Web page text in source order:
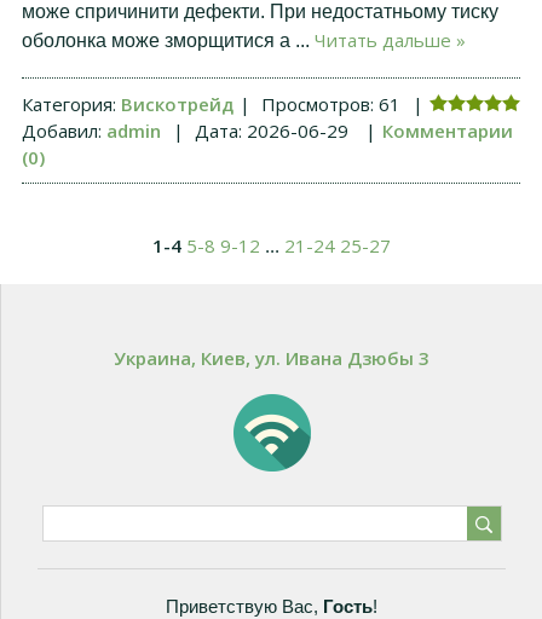
може спричинити дефекти. При недостатньому тиску
оболонка може зморщитися а ... Читать дальше »
Категория: Вискотрейд | Просмотров: 61
|
Добавил: admin | Дата: 2026-06-29 | Комментарии
(0)
1-4 5-8 9-12 ... 21-24 25-27
Украина, Киев, ул. Ивана Дзюбы 3
Приветствую Вас, Гость!